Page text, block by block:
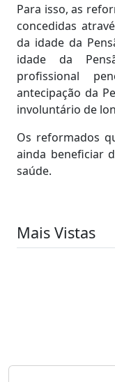
Para isso, as
concedidas
da idade da
idade da
profissional
antecipação da
involuntário de
Os reformados
ainda beneficiar
saúde.
Mais Vistas